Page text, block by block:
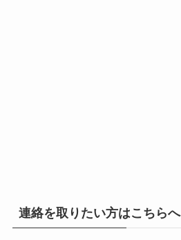
連絡を取りたい方はこちらへ